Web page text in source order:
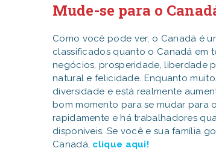
Mude-se para o
Como você pode ver, o Canadá é
classificados quanto o Canadá em
negócios, prosperidade, liberdade
natural e felicidade. Enquanto
diversidade e está realmente
bom momento para se mudar para
rapidamente e há trabalhadores
disponíveis. Se você e sua família
Canadá, clique aqui!